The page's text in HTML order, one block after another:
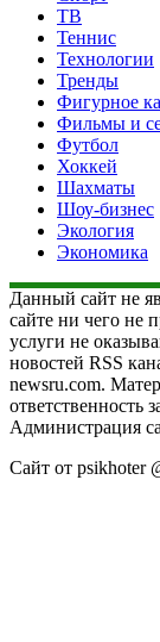
ТВ
Теннис
Технологии
Тренды
Фигурное
Фильмы и
Футбол
Хоккей
Шахматы
Шоу-бизнес
Экология
Экономика
Данный сайт не
сайте ни чего не
услуги не
новостей RSS
newsru.com.
ответственность
Администрация
Сайт от psikhoter